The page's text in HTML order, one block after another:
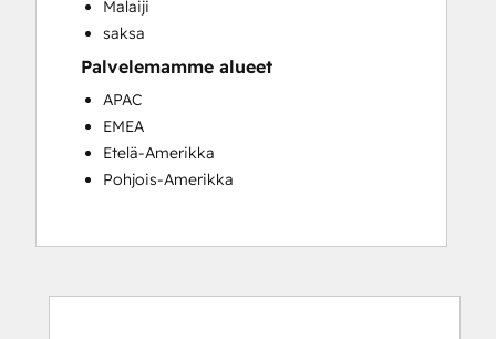
Sales and Marketing Alignment
Sales Coaching and Training
Sales Enablement
Search Engine Optimization
Website Design
Website Development
Website Migration
Malaiji
saksa
Palvelemamme alueet
APAC
EMEA
Etelä-Amerikka
Pohjois-Amerikka